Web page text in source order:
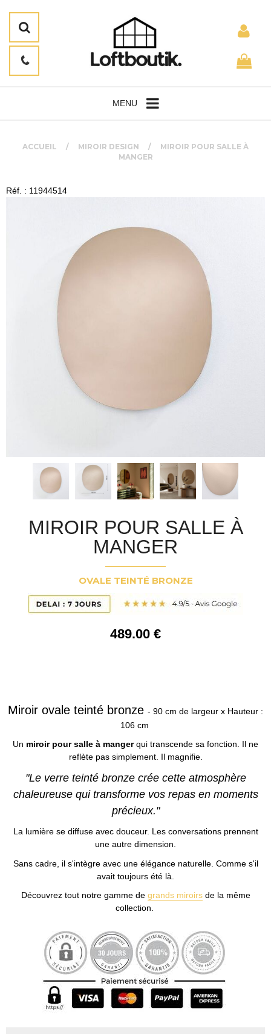
MENU
ACCUEIL MIROIR DESIGN
MIROIR POUR SALLE À
MANGER
Réf. : 11944514
MIROIR POUR SALLE À
MANGER
OVALE TEINTÉ BRONZE
489.00 €
Miroir ovale teinté bronze - 90 cm de largeur x Hauteur :
106 cm
Un miroir pour salle à mangerqui transcende sa fonction. Il ne
reflète pas simplement. Il magnifie.
"Le verre teinté bronze crée cette atmosphère
chaleureuse qui transforme vos repas en moments
précieux."
La lumière se diffuse avec douceur. Les conversations prennent
une autre dimension.
Sans cadre, il s'intègre avec une élégance naturelle. Comme s'il
avait toujours été là.
Découvrez tout notre gamme de grands miroirsde la même
collection.